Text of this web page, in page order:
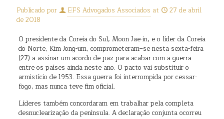
Publicado por EFS Advogados Associados at
27 de abril
de 2018
O presidente da Coreia do Sul, Moon Jae-in, e o líder da Coreia
do Norte, Kim Jong-um, comprometeram–se nesta sexta-feira
(27) a assinar um acordo de paz para acabar com a guerra
entre os países ainda neste ano. O pacto vai substituir o
armistício de 1953. Essa guerra foi interrompida por cessar-
fogo, mas nunca teve fim oficial.
Líderes também concordaram em trabalhar pela completa
desnuclearização da península. A declaração conjunta ocorreu